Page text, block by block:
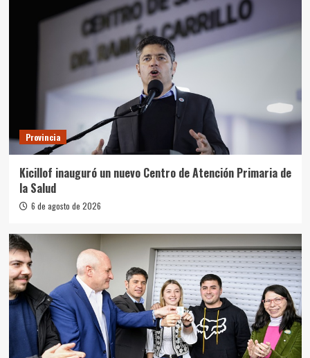
Provincia
Kicillof inauguró un nuevo Centro de Atención Primaria de
la Salud
6 de agosto de 2026